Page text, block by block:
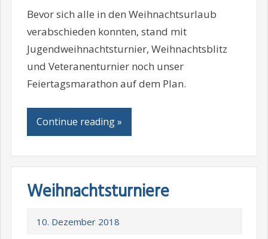
Bevor sich alle in den Weihnachtsurlaub
verabschieden konnten, stand mit
Jugendweihnachtsturnier, Weihnachtsblitz
und Veteranenturnier noch unser
Feiertagsmarathon auf dem Plan.
Continue reading »
Weihnachtsturniere
10. Dezember 2018